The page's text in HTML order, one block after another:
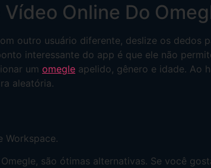
Online Do
outro usuário diferente, deslize os dedos
interessante do app é que ele não
um omegle apelido, gênero e idade. Ao
aleatória.
Workspace.
são ótimas alternativas. Se você